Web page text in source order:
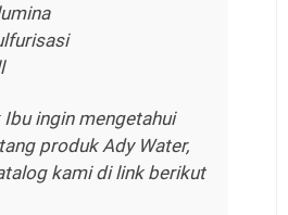
Ibu ingin mengetahui
produk Ady Water,
kami di link berikut